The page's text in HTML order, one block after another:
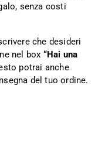
senza costi
che desideri
nel box “Hai una
potrai anche
del tuo ordine.